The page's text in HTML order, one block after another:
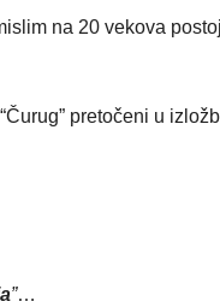
na 20 vekova
pretočeni u
”…